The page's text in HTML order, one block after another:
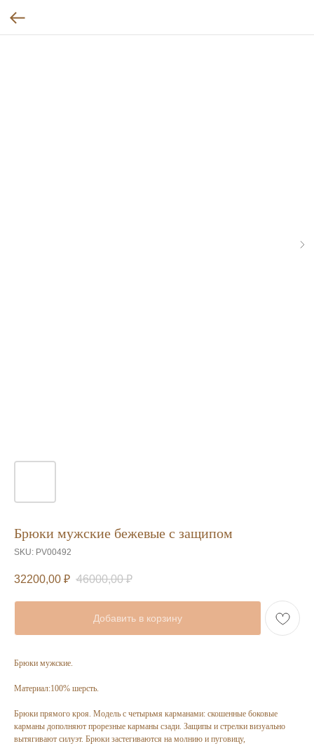
Брюки мужские бежевые с защипом
SKU: PV00492
32200,00 ₽ 46000,00 ₽
Добавить в корзину
Брюки мужские.
Материал:100% шерсть.
Брюки прямого кроя. Модель с четырьмя карманами: скошенные боковые
карманы дополняют прорезные карманы сзади. Защипы и стрелки визуально
вытягивают силуэт. Брюки застегиваются на молнию и пуговицу,